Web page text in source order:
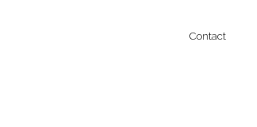
Contact